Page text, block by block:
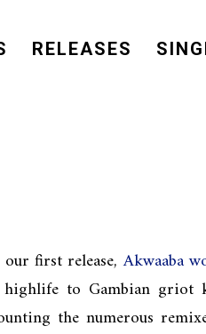
RELEASES
first release,Akwaaba
to Gambian
the numerous